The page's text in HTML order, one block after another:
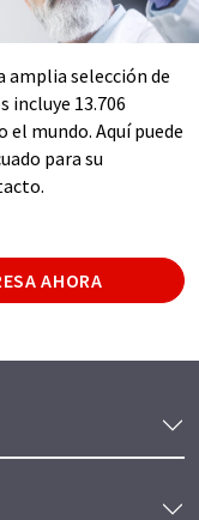
amplia selección de
incluye 13.706
mundo. Aquí puede
para su
AHORA